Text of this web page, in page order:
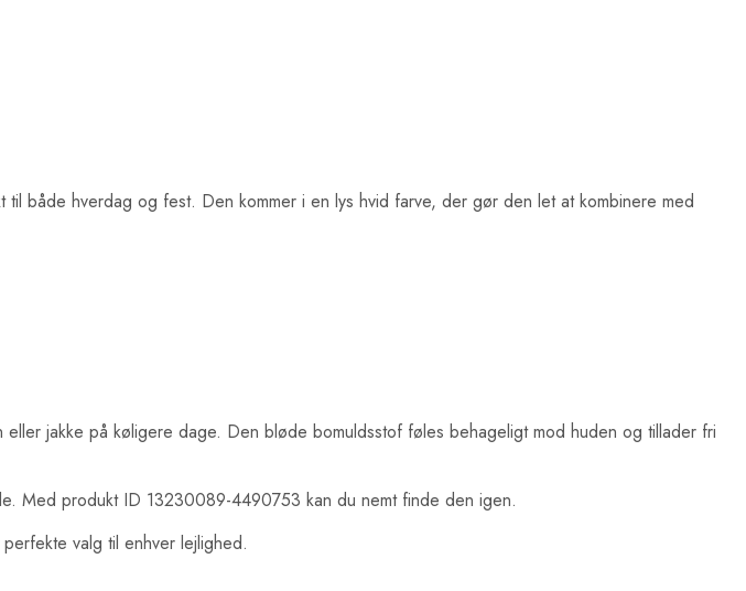
både hverdag og fest. Den kommer i en lys hvid farve, der gør den let at kombinere med
jakke på køligere dage. Den bløde bomuldsstof føles behageligt mod huden og tillader fri
Med produkt ID 13230089-4490753 kan du nemt finde den igen.
valg til enhver lejlighed.